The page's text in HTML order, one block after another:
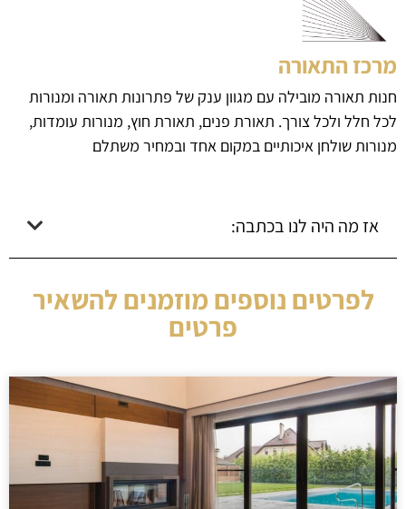
מרכז התאורה
חנות תאורה מובילה עם מגוון ענק של פתרונות תאורה ומנורות
לכל חלל ולכל צורך. תאורת פנים, תאורת חוץ, מנורות עומדות,
מנורות שולחן איכותיים במקום אחד ובמחיר משתלם
אז מה היה לנו בכתבה:
לפרטים נוספים מוזמנים להשאיר
פרטים